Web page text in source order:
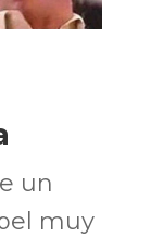
un
muy